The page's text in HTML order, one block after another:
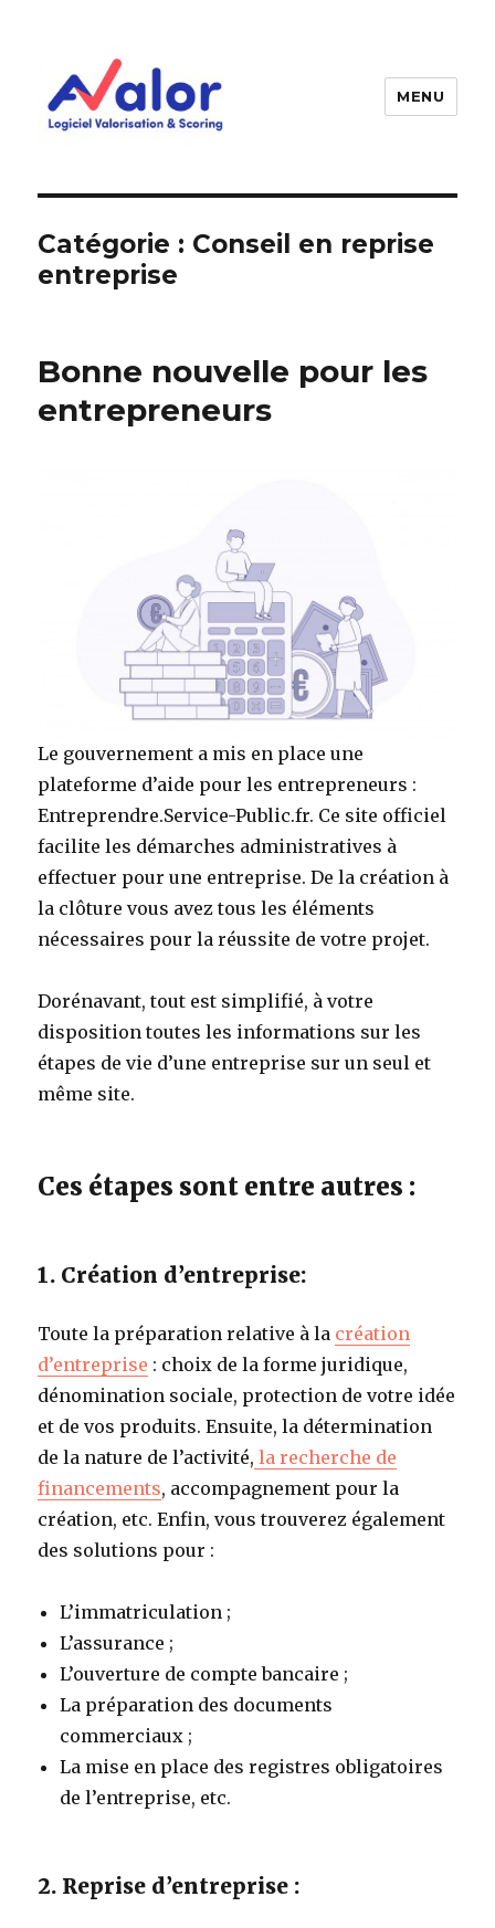
et fonds de commerce
MENU
Catégorie : Conseil en reprise
entreprise
Bonne nouvelle pour les
entrepreneurs
Le gouvernement a mis en place une
plateforme d’aide pour les entrepreneurs :
Entreprendre.Service-Public.fr. Ce site officiel
facilite les démarches administratives à
effectuer pour une entreprise. De la création à
la clôture vous avez tous les éléments
nécessaires pour la réussite de votre projet.
Dorénavant, tout est simplifié, à votre
disposition toutes les informations sur les
étapes de vie d’une entreprise sur un seul et
même site.
Ces étapes sont entre autres :
1. Création d’entreprise:
Toute la préparation relative à la création
d’entreprise : choix de la forme juridique,
dénomination sociale, protection de votre idée
et de vos produits. Ensuite, la détermination
de la nature de l’activité, la recherche de
financements, accompagnement pour la
création, etc. Enfin, vous trouverez également
des solutions pour :
L’immatriculation ;
L’assurance ;
L’ouverture de compte bancaire ;
La préparation des documents
commerciaux ;
La mise en place des registres obligatoires
de l’entreprise, etc.
2. Reprise d’entreprise :